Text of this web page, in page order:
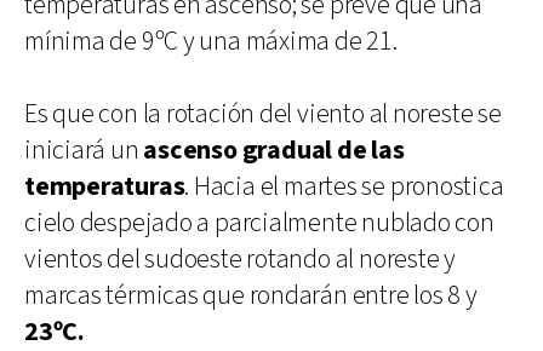
mínima de 9ºC y una máxima de 21.
Es que con la rotación del viento al noreste se
iniciará un ascenso gradual de las
temperaturas. Hacia el martes se pronostica
cielo despejado a parcialmente nublado con
vientos del sudoeste rotando al noreste y
marcas térmicas que rondarán entre los 8 y
23ºC.